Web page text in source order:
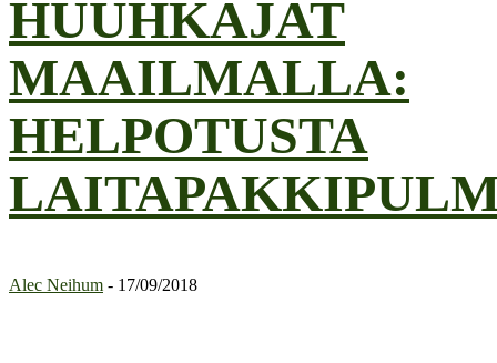
HUUHKAJAT
MAAILMALLA:
HELPOTUSTA
Alec Neihum - 17/09/2018